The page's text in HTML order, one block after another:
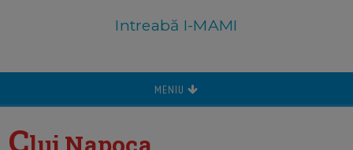
Intreabă I-MAMI
MENIU
C